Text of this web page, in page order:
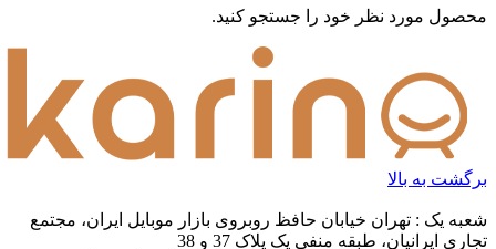
محصول مورد نظر خود را جستجو کنید.
برگشت به بالا
شعبه یک : تهران خیابان حافظ روبروی بازار موبایل ایران، مجتمع
تجاری ایرانیان، طبقه منفی یک پلاک 37 و 38